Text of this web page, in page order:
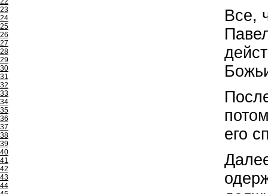
23
24
25
26
27
28
29
30
31
32
33
34
35
36
37
38
39
40
41
42
43
44
Все,
его